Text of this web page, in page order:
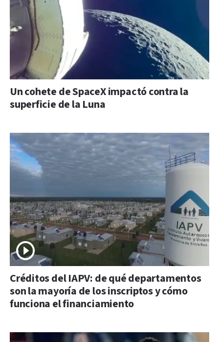
Un cohete de SpaceX impactó contra la
superficie de la Luna
Créditos del IAPV: de qué departamentos
son la mayoría de los inscriptos y cómo
funciona el financiamiento